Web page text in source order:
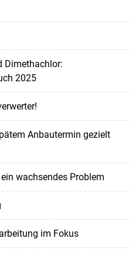
Dimethachlor:
2025
Anbautermin gezielt
wachsendes Problem
im Fokus